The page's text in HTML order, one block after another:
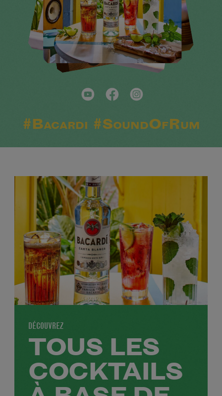
#Bacardi #SoundOfRum
DÉCOUVREZ
TOUS LES
COCKTAILS